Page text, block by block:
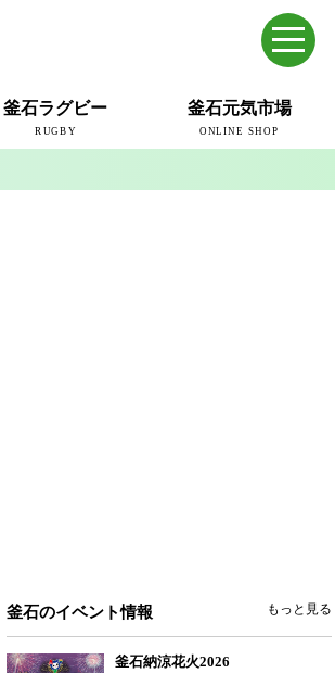
釜石ラグビー
RUGBY
釜石元気市場
ONLINE SHOP
釜石のイベント情報 もっと見る
釜石納涼花火2026